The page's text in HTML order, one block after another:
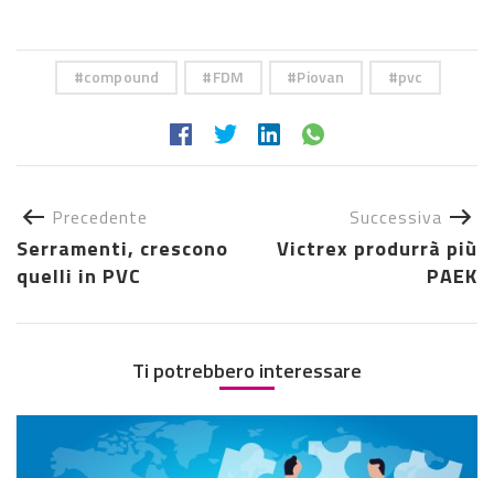
compound FDM Piovan pvc
Precedente
Serramenti, crescono
quelli in PVC
Successiva
Victrex produrrà più
PAEK
Ti potrebbero interessare